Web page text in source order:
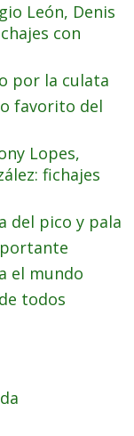
León, Denis
con
por la culata
favorito del
Lopes,
fichajes
del pico y pala
el mundo
todos